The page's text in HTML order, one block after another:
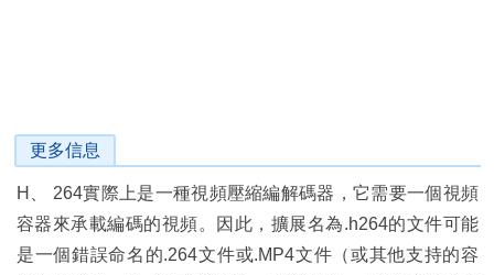
更多信息
H、 264實際上是一種視頻壓縮編解碼器，它需要一個視頻
容器來承載編碼的視頻。因此，擴展名為.h264的文件可能
是一個錯誤命名的.264文件或.MP4文件（或其他支持的容